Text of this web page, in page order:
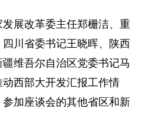
展改革委主任郑栅洁、重
川省委书记王晓晖、陕西
维吾尔自治区党委书记马
西部大开发汇报工作情
加座谈会的其他省区和新